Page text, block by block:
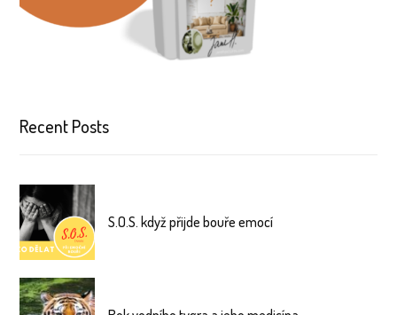
Recent Posts
S.O.S. když přijde bouře emocí